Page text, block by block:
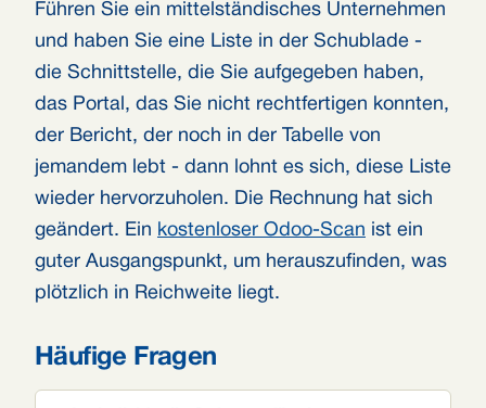
Führen Sie ein mittelständisches Unternehmen
und haben Sie eine Liste in der Schublade -
die Schnittstelle, die Sie aufgegeben haben,
das Portal, das Sie nicht rechtfertigen konnten,
der Bericht, der noch in der Tabelle von
jemandem lebt - dann lohnt es sich, diese Liste
wieder hervorzuholen. Die Rechnung hat sich
geändert. Ein kostenloser Odoo-Scan ist ein
guter Ausgangspunkt, um herauszufinden, was
plötzlich in Reichweite liegt.
Häufige Fragen